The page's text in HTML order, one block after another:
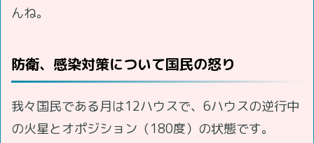
んね。
防衛、感染対策について国民の怒り
我々国民である月は12ハウスで、6ハウスの逆行中
の火星とオポジション（180度）の状態です。